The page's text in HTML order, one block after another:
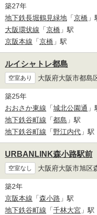
築27年
地下鉄長堀鶴見緑地 「京橋 」
大阪環状線 「京橋 」駅
京阪本線 「京橋 」駅
ルイシャトレ都島
空室あり 大阪府大阪市都島
築25年
おおさか東線 「城北公園通 」
地下鉄谷町線 「都島 」駅
地下鉄谷町線 「野江内代 」駅
URBANLINK森小路駅前
空室なし 大阪府大阪市旭区
築2年
京阪本線 「森小路 」駅
地下鉄谷町線 「千林大宮 」駅